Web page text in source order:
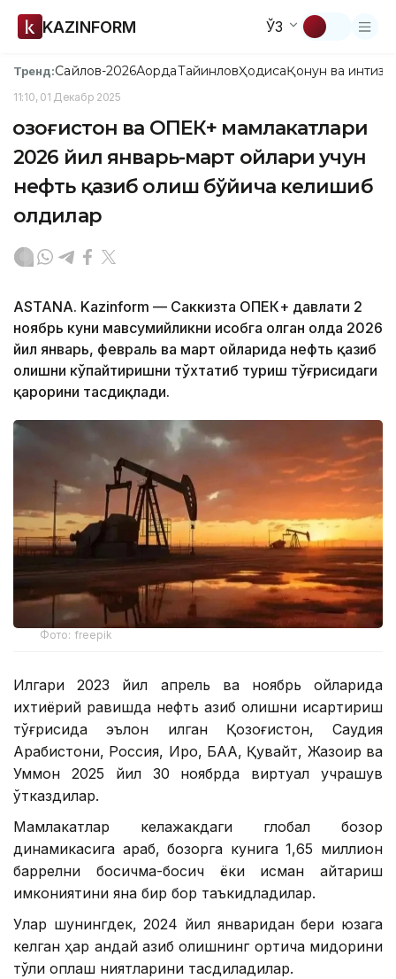
KAZINFORM ЎЗ
Тренд:Сайлов-2026АқордаТайинловҲодисаҚонун ва
11:10, 01 Декабр 2025
Қозоғистон ва ОПЕК+ мамлакатлари
2026 йил январь-март ойлари учун
нефть қазиб олиш бўйича келишиб
олдилар
ASTANA. Kazinform — Саккизта ОПЕК+ давлати 2
ноябрь куни мавсумийликни ҳисобга олган ҳолда 2026
йил январь, февраль ва март ойларида нефть қазиб
олишни кўпайтиришни тўхтатиб туриш тўғрисидаги
қарорини тасдиқлади.
Фото: freepik
Илгари 2023 йил апрель ва ноябрь ойларида
ихтиёрий равишда нефть қазиб олишни қисқартириш
тўғрисида эълон қилган Қозоғистон, Саудия
Арабистони, Россия, Ироқ, БАА, Қувайт, Жазоир ва
Уммон 2025 йил 30 ноябрда виртуал учрашув
ўтказдилар.
Мамлакатлар келажакдаги глобал бозор
динамикасига қараб, бозорга кунига 1,65 миллион
баррелни босқичма-босқич ёки қисман қайтариш
имкониятини яна бир бор таъкидладилар.
Улар шунингдек, 2024 йил январидан бери юзага
келган ҳар қандай қазиб олишнинг ортиқча миқдорини
тўлиқ қоплаш ниятларини тасдиқладилар.